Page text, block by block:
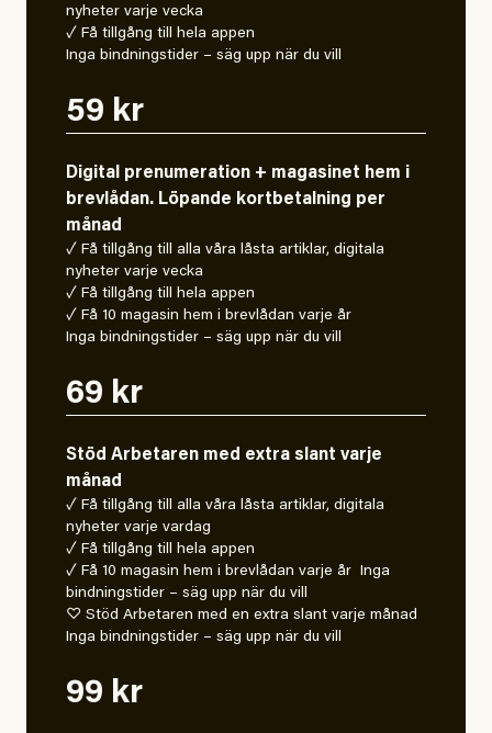
nyheter varje vecka
✓ Få tillgång till hela appen
Inga bindningstider – säg upp när du vill
59 kr
Digital prenumeration + magasinet hem i
brevlådan. Löpande kortbetalning per
månad
✓ Få tillgång till alla våra låsta artiklar, digitala
nyheter varje vecka
✓ Få tillgång till hela appen
✓ Få 10 magasin hem i brevlådan varje år
Inga bindningstider – säg upp när du vill
69 kr
Stöd Arbetaren med extra slant varje
månad
✓ Få tillgång till alla våra låsta artiklar, digitala
nyheter varje vardag
✓ Få tillgång till hela appen
✓ Få 10 magasin hem i brevlådan varje år Inga
bindningstider – säg upp när du vill
♡ Stöd Arbetaren med en extra slant varje månad
Inga bindningstider – säg upp när du vill
99 kr